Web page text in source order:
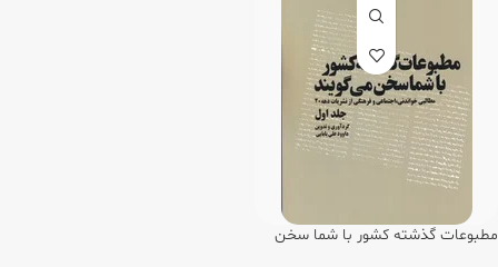
مطبوعات گذشته کشور با شما سخن